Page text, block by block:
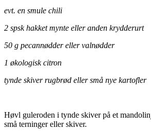
evt. en smule chili
2 spsk hakket mynte eller anden krydderurt
50 g pecannødder eller valnødder
1 økologisk citron
tynde skiver rugbrød eller små nye kartofler
Høvl guleroden i tynde skiver på et
små terninger eller skiver.